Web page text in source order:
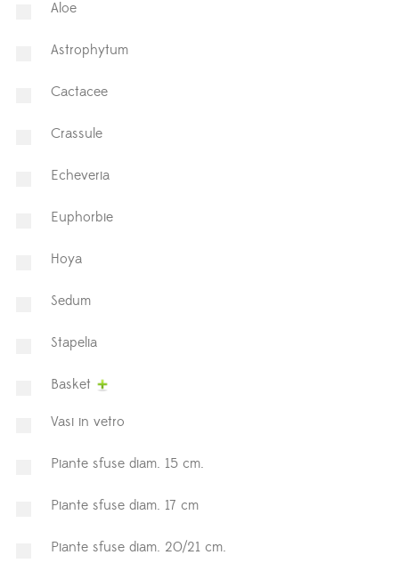
Aloe
Astrophytum
⁠Cactacee
⁠Crassule
Echeveria
Euphorbie
Hoya
⁠Sedum
Stapelia
Basket
Vasi in vetro
Piante sfuse diam. 15 cm.
Piante sfuse diam. 17 cm
Piante sfuse diam. 20/21 cm.